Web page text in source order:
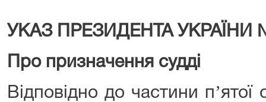
УКАЗ ПРЕЗИДЕНТА УКРАЇНИ
Про призначення судді
Відповідно до частини пʼятої